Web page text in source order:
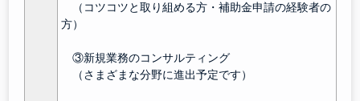
（コツコツと取り組める方・補助金申請の経験者の
方）
③新規業務のコンサルティング
（さまざまな分野に進出予定です）